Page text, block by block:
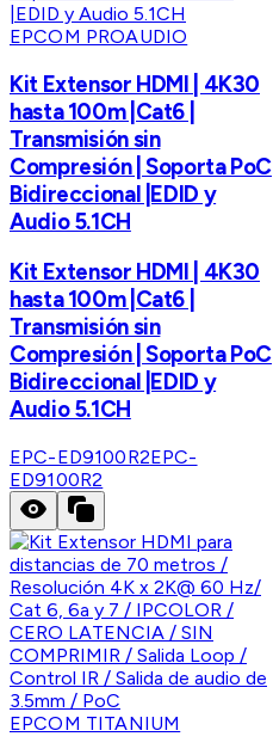
EPCOM PROAUDIO
Kit Extensor HDMI | 4K30
hasta 100m |Cat6 |
Transmisión sin
Compresión | Soporta PoC
Bidireccional |EDID y
Audio 5.1CH
Kit Extensor HDMI | 4K30
hasta 100m |Cat6 |
Transmisión sin
Compresión | Soporta PoC
Bidireccional |EDID y
Audio 5.1CH
EPC-ED9100R2EPC-
ED9100R2
EPCOM TITANIUM